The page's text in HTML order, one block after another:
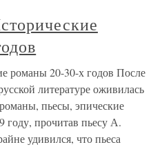
романы 20-30-х годов После
литературе оживилась
пьесы, эпические
прочитав пьесу А.
удивился, что пьеса